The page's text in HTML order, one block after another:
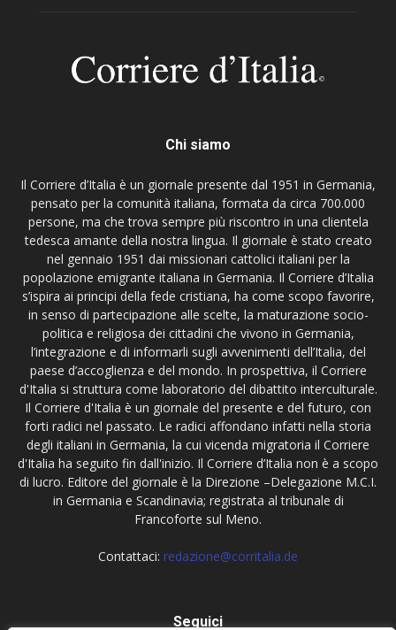
Chi siamo
Il Corriere d’Italia è un giornale presente dal 1951 in Germania,
pensato per la comunità italiana, formata da circa 700.000
persone, ma che trova sempre più riscontro in una clientela
tedesca amante della nostra lingua. Il giornale è stato creato
nel gennaio 1951 dai missionari cattolici italiani per la
popolazione emigrante italiana in Germania. Il Corriere d’Italia
s’ispira ai principi della fede cristiana, ha come scopo favorire,
in senso di partecipazione alle scelte, la maturazione socio-
politica e religiosa dei cittadini che vivono in Germania,
l’integrazione e di informarli sugli avvenimenti dell’Italia, del
paese d’accoglienza e del mondo. In prospettiva, il Corriere
d'Italia si struttura come laboratorio del dibattito interculturale.
Il Corriere d'Italia è un giornale del presente e del futuro, con
forti radici nel passato. Le radici affondano infatti nella storia
degli italiani in Germania, la cui vicenda migratoria il Corriere
d'Italia ha seguito fin dall'inizio. Il Corriere d’Italia non è a scopo
di lucro. Editore del giornale è la Direzione –Delegazione M.C.I.
in Germania e Scandinavia; registrata al tribunale di
Francoforte sul Meno.
Contattaci: redazione@corritalia.de
Seguici